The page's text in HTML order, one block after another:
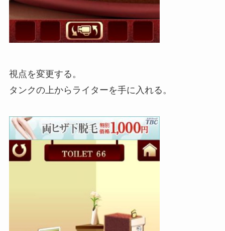
視点を変更する。
タンクの上からライターを手に入れる。